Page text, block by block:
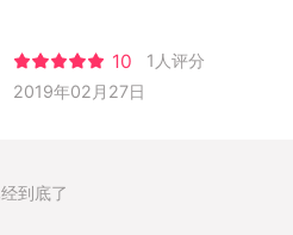
10
1人评分
2019年02月27日
到底了